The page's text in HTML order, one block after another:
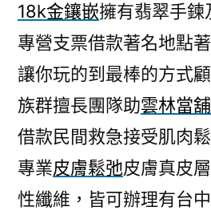
18k金鑲嵌擁有翡翠手
專營支票借款著名地點
讓你玩的到最棒的方式
族群擅長團隊助雲林當舖
借款民間救急接受肌肉
專業皮膚鬆弛皮膚真皮
性纖維，皆可辦理有台